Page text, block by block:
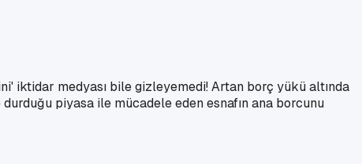
iktidar medyası bile gizleyemedi! Artan borç yükü altında
piyasa ile mücadele eden esnafın ana borcunu